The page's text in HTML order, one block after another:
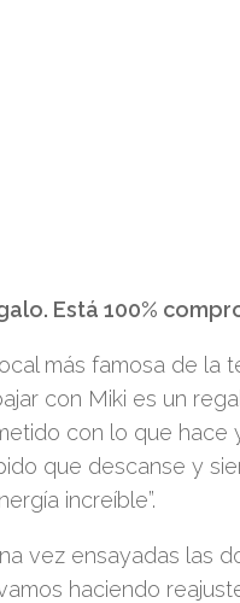
Está 100%
más famosa de la
con Miki es un
con lo que hace
que descanse y
increíble”.
vez ensayadas las
haciendo